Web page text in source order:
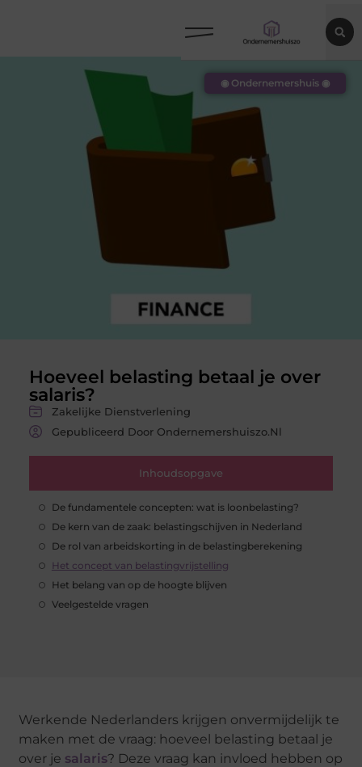
Hoeveel belasting betaal je over
salaris?
Zakelijke Dienstverlening
Gepubliceerd Door Ondernemershuiszo.nl
Inhoudsopgave
De fundamentele concepten: wat is loonbelasting?
De kern van de zaak: belastingschijven in Nederland
De rol van arbeidskorting in de belastingberekening
Het concept van belastingvrijstelling
Het belang van op de hoogte blijven
Veelgestelde vragen
◉ Ondernemershuis ◉
Werkende Nederlanders krijgen onvermijdelijk te
maken met de vraag: hoeveel belasting betaal je
over je salaris? Deze vraag kan invloed hebben op